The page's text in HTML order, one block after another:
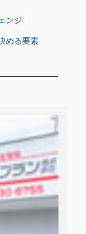
ンジ
める要素